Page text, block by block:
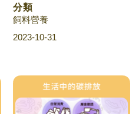
分類
飼料營養
2023-10-31